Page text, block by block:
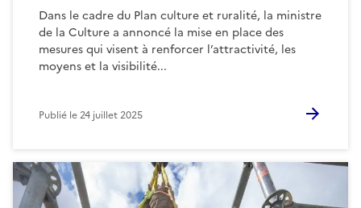
Dans le cadre du Plan culture et ruralité, la ministre
de la Culture a annoncé la mise en place des
mesures qui visent à renforcer l’attractivité, les
moyens et la visibilité...
Publié le24 juillet 2025